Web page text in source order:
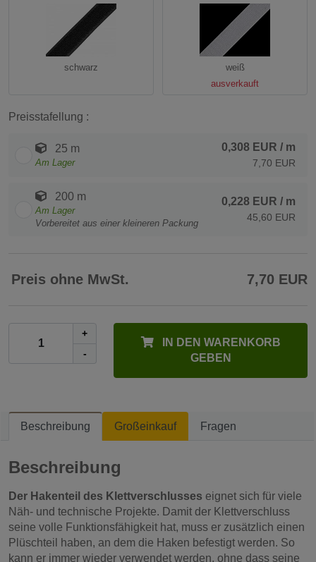
schwarz
weiß
ausverkauft
Preisstafellung :
25 m
Am Lager
0,308 EUR / m
7,70 EUR
200 m
Am Lager
Vorbereitet aus einer kleineren Packung
0,228 EUR / m
45,60 EUR
Preis ohne MwSt. 7,70 EUR
+
-
IN DEN WARENKORB
GEBEN
Beschreibung Großeinkauf Fragen
Beschreibung
Der Hakenteil des Klettverschlusses eignet sich für viele
Näh- und technische Projekte. Damit der Klettverschluss
seine volle Funktionsfähigkeit hat, muss er zusätzlich einen
Plüschteil haben, an dem die Haken befestigt werden. So
kann er immer wieder verwendet werden, ohne dass seine